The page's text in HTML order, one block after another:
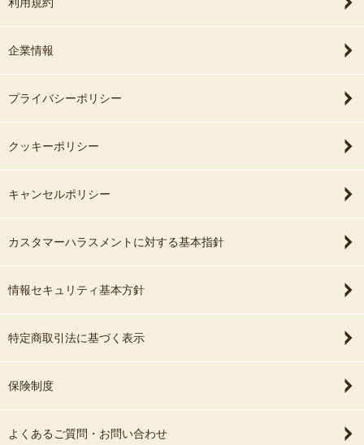
利用規約
企業情報
プライバシーポリシー
クッキーポリシー
キャンセルポリシー
カスタマーハラスメントに対する基本指針
情報セキュリティ基本方針
特定商取引法に基づく表示
保険制度
よくあるご質問・お問い合わせ